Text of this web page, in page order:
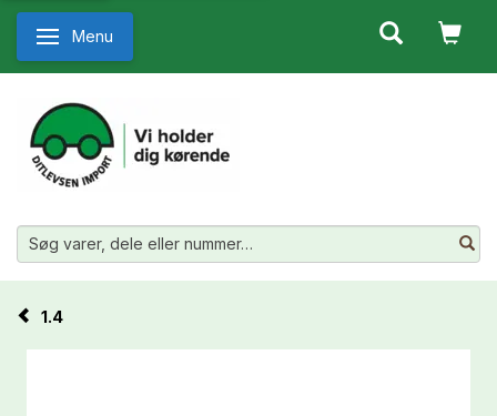
Skifte navigation
Menu
1.4